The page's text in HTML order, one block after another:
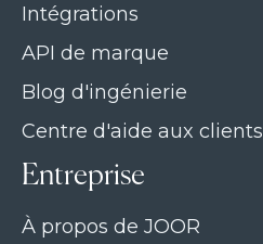
Intégrations
API de marque
Blog d'ingénierie
Centre d'aide aux clients
Entreprise
À propos de JOOR